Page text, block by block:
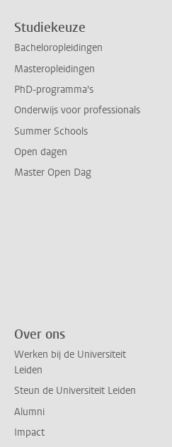
Studiekeuze
Bacheloropleidingen
Masteropleidingen
PhD-programma's
Onderwijs voor professionals
Summer Schools
Open dagen
Master Open Dag
Over ons
Werken bij de Universiteit
Leiden
Steun de Universiteit Leiden
Alumni
Impact